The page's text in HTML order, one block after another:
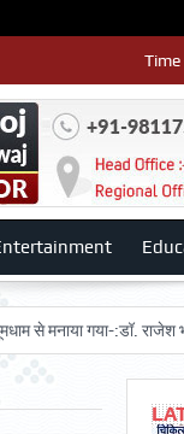
गया-:डॉ. राजेश भाटिया